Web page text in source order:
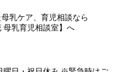
乳ケア、育児相談なら
母乳育児相談室】へ